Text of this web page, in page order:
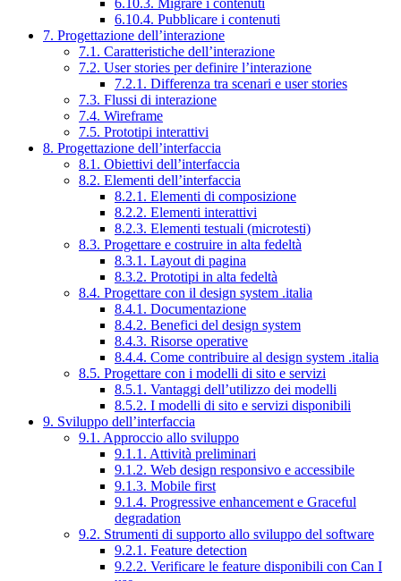
6.10.3. Migrare i contenuti
6.10.4. Pubblicare i contenuti
7. Progettazione dell’interazione
7.1. Caratteristiche dell’interazione
7.2. User stories per definire l’interazione
7.2.1. Differenza tra scenari e user stories
7.3. Flussi di interazione
7.4. Wireframe
7.5. Prototipi interattivi
8. Progettazione dell’interfaccia
8.1. Obiettivi dell’interfaccia
8.2. Elementi dell’interfaccia
8.2.1. Elementi di composizione
8.2.2. Elementi interattivi
8.2.3. Elementi testuali (microtesti)
8.3. Progettare e costruire in alta fedeltà
8.3.1. Layout di pagina
8.3.2. Prototipi in alta fedeltà
8.4. Progettare con il design system .italia
8.4.1. Documentazione
8.4.2. Benefici del design system
8.4.3. Risorse operative
8.4.4. Come contribuire al design system .italia
8.5. Progettare con i modelli di sito e servizi
8.5.1. Vantaggi dell’utilizzo dei modelli
8.5.2. I modelli di sito e servizi disponibili
9. Sviluppo dell’interfaccia
9.1. Approccio allo sviluppo
9.1.1. Attività preliminari
9.1.2. Web design responsivo e accessibile
9.1.3. Mobile first
9.1.4. Progressive enhancement e Graceful
degradation
9.2. Strumenti di supporto allo sviluppo del software
9.2.1. Feature detection
9.2.2. Verificare le feature disponibili con Can I